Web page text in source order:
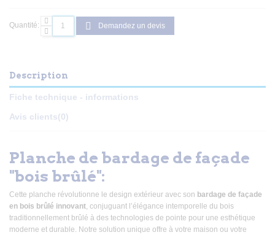
Quantité: Demandez un devis
Description
Fiche technique - informations
Avis clients(0)
Planche de bardage de façade
"bois brûlé":
Cette planche révolutionne le design extérieur avec son bardage de façade
en bois brûlé innovant, conjuguant l’élégance intemporelle du bois
traditionnellement brûlé à des technologies de pointe pour une esthétique
moderne et durable. Notre solution unique offre à votre maison ou votre